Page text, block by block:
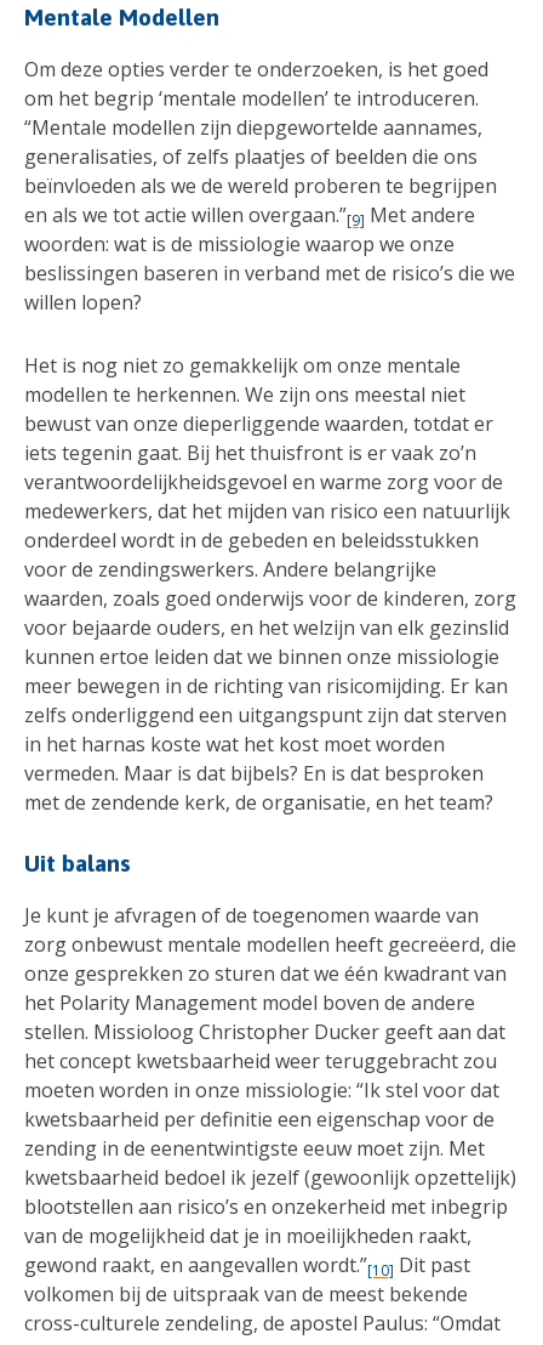
Mentale Modellen
Om deze opties verder te onderzoeken, is het goed
om het begrip ‘mentale modellen’ te introduceren.
“Mentale modellen zijn diepgewortelde aannames,
generalisaties, of zelfs plaatjes of beelden die ons
beïnvloeden als we de wereld proberen te begrijpen
en als we tot actie willen overgaan.”[9] Met andere
woorden: wat is de missiologie waarop we onze
beslissingen baseren in verband met de risico’s die we
willen lopen?
Het is nog niet zo gemakkelijk om onze mentale
modellen te herkennen. We zijn ons meestal niet
bewust van onze dieperliggende waarden, totdat er
iets tegenin gaat. Bij het thuisfront is er vaak zo’n
verantwoordelijkheidsgevoel en warme zorg voor de
medewerkers, dat het mijden van risico een natuurlijk
onderdeel wordt in de gebeden en beleidsstukken
voor de zendingswerkers. Andere belangrijke
waarden, zoals goed onderwijs voor de kinderen, zorg
voor bejaarde ouders, en het welzijn van elk gezinslid
kunnen ertoe leiden dat we binnen onze missiologie
meer bewegen in de richting van risicomijding. Er kan
zelfs onderliggend een uitgangspunt zijn dat sterven
in het harnas koste wat het kost moet worden
vermeden. Maar is dat bijbels? En is dat besproken
met de zendende kerk, de organisatie, en het team?
Uit balans
Je kunt je afvragen of de toegenomen waarde van
zorg onbewust mentale modellen heeft gecreëerd, die
onze gesprekken zo sturen dat we één kwadrant van
het Polarity Management model boven de andere
stellen. Missioloog Christopher Ducker geeft aan dat
het concept kwetsbaarheid weer teruggebracht zou
moeten worden in onze missiologie: “Ik stel voor dat
kwetsbaarheid per definitie een eigenschap voor de
zending in de eenentwintigste eeuw moet zijn. Met
kwetsbaarheid bedoel ik jezelf (gewoonlijk opzettelijk)
blootstellen aan risico’s en onzekerheid met inbegrip
van de mogelijkheid dat je in moeilijkheden raakt,
gewond raakt, en aangevallen wordt.”[10] Dit past
volkomen bij de uitspraak van de meest bekende
cross-culturele zendeling, de apostel Paulus: “Omdat